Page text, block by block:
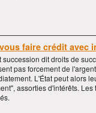
faire crédit avec
succession dit droits de
pas forcement de
L'État peut alors
assorties d'intérêts.